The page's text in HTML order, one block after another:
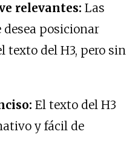
relevantes: Las
desea posicionar
texto del H3, pero sin
El texto del H3
y fácil de